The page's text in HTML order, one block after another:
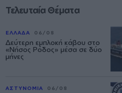
Τελευταία Θέματα
ΕΛΛΑΔΑ 06/08
Δεύτερη εμπλοκή κάβου στο
«Νήσος Ρόδος» μέσα σε δύο
μήνες
ΑΣΤΥΝΟΜΙΑ 06/08